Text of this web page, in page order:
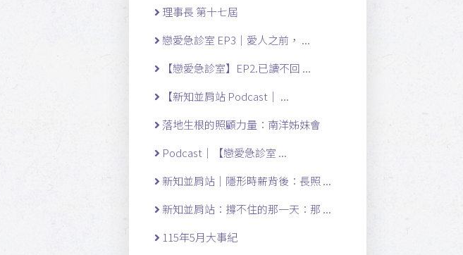
理事長 第十七屆
戀愛急診室 EP3｜愛人之前， ...
【戀愛急診室】EP2.已讀不回 ...
【新知並肩站 Podcast｜ ...
落地生根的照顧力量：南洋姊妹會
Podcast｜【戀愛急診室 ...
新知並肩站｜隱形時薪背後：長照 ...
新知並肩站：撐不住的那一天：那 ...
115年5月大事紀